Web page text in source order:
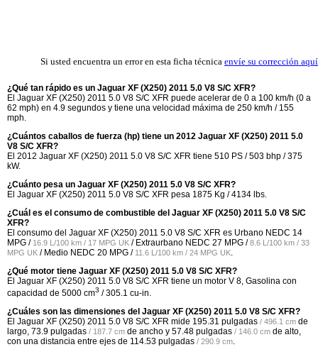
Si usted encuentra un error en esta ficha técnica envíe su corrección aquí
¿Qué tan rápido es un Jaguar XF (X250) 2011 5.0 V8 S/C XFR?
El Jaguar XF (X250) 2011 5.0 V8 S/C XFR puede acelerar de 0 a 100 km/h (0 a
62 mph) en 4.9 segundos y tiene una velocidad máxima de 250 km/h / 155
mph.
¿Cuántos caballos de fuerza (hp) tiene un 2012 Jaguar XF (X250) 2011 5.0
V8 S/C XFR?
El 2012 Jaguar XF (X250) 2011 5.0 V8 S/C XFR tiene 510 PS / 503 bhp / 375
kW.
¿Cuánto pesa un Jaguar XF (X250) 2011 5.0 V8 S/C XFR?
El Jaguar XF (X250) 2011 5.0 V8 S/C XFR pesa 1875 Kg / 4134 lbs.
¿Cuál es el consumo de combustible del Jaguar XF (X250) 2011 5.0 V8 S/C
XFR?
El consumo del Jaguar XF (X250) 2011 5.0 V8 S/C XFR es Urbano NEDC 14
MPG / 16.9 L/100 km / 17 MPG UK / Extraurbano NEDC 27 MPG /8.6 L/100 km / 33
MPG UK / Medio NEDC 20 MPG / 11.6 L/100 km / 24 MPG UK.
¿Qué motor tiene Jaguar XF (X250) 2011 5.0 V8 S/C XFR?
El Jaguar XF (X250) 2011 5.0 V8 S/C XFR tiene un motor V 8, Gasolina con
capacidad de 5000 cm3 / 305.1 cu-in.
¿Cuáles son las dimensiones del Jaguar XF (X250) 2011 5.0 V8 S/C XFR?
El Jaguar XF (X250) 2011 5.0 V8 S/C XFR mide 195.31 pulgadas / 496.1 cm de
largo, 73.9 pulgadas / 187.7 cm de ancho y 57.48 pulgadas / 146.0 cm de alto,
con una distancia entre ejes de 114.53 pulgadas / 290.9 cm.